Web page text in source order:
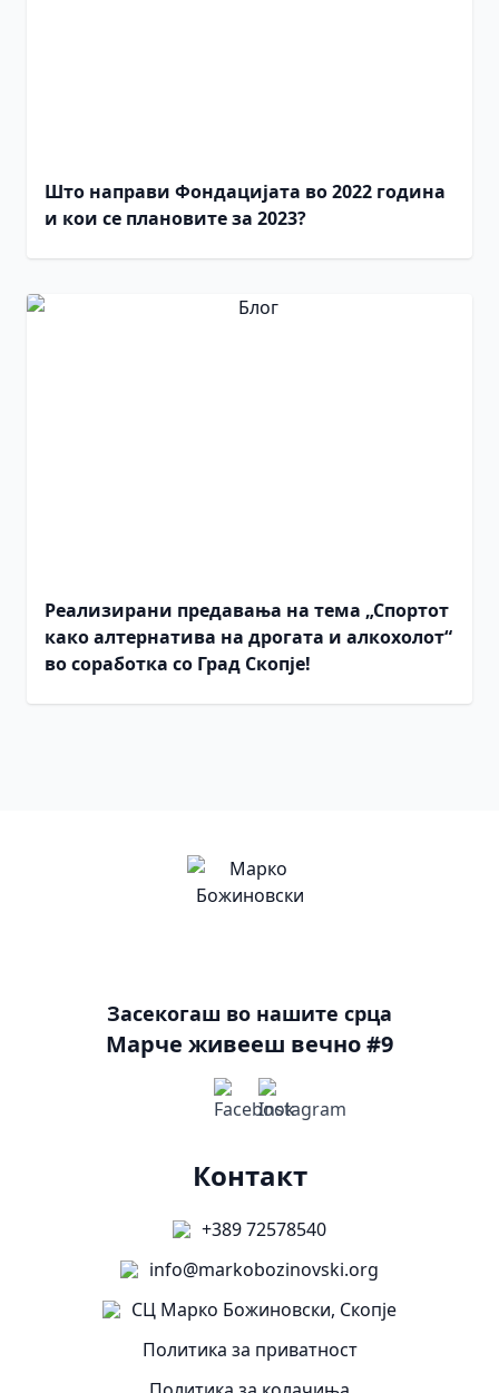
Што направи Фондацијата во 2022 година
и кои се плановите за 2023?
Реализирани предавања на тема „Спортот
како алтернатива на дрогата и алкохолот“
во соработка со Град Скопје!
Засекогаш во нашите срца
Марче живееш вечно #9
Контакт
+389 72578540
info@markobozinovski.org
СЦ Марко Божиновски, Скопје
Политика за приватност